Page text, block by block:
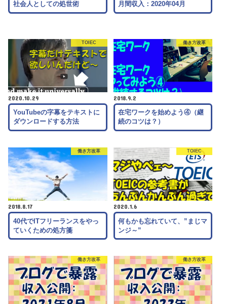
社会人としての処世術 月間収入：2020年04月
TOIEC
2020.10.29
YouTubeの字幕をテキストに
ダウンロードする方法
働き方改革
2018.9.2
在宅ワークを始めよう④（継
続のコツは？）
働き方改革
2018.8.17
40代でITフリーランスをやっ
ていくための処方箋
TOIEC
2020.1.6
何もかも忘れていて、”まじマ
ンジ～”
働き方改革 働き方改革